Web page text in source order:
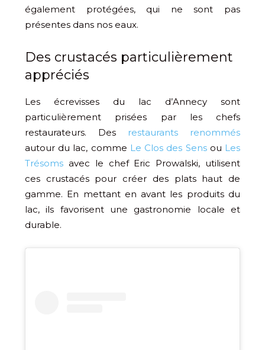
également protégées, qui ne sont pas
présentes dans nos eaux.
Des crustacés particulièrement
appréciés
Les écrevisses du lac d’Annecy sont
particulièrement prisées par les chefs
restaurateurs. Des
restaurants renommés
autour du lac, comme Le Clos des Sensou Les
Trésoms avec le chef Eric Prowalski, utilisent
ces crustacés pour créer des plats haut de
gamme. En mettant en avant les produits du
lac, ils favorisent une gastronomie locale et
durable.